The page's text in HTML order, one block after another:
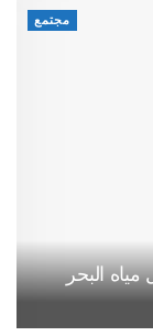
مجتمع
البحر